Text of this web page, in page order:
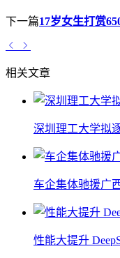
下一篇17岁女生打赏
相关文章
深圳理工大学拟
车企集体驰援广
性能大提升